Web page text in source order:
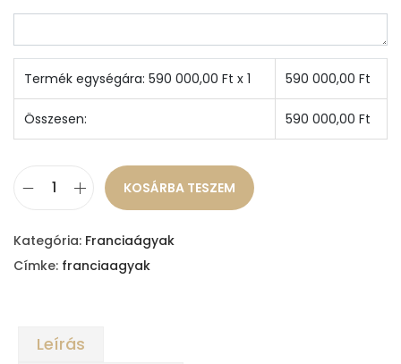
Termék egységára: 590 000,00 Ft x 1 590 000,00 Ft
Összesen: 590 000,00 Ft
i
t
a
KOSÁRBA TESZEM
Kategória: Franciaágyak
Címke: franciaagyak
Leírás